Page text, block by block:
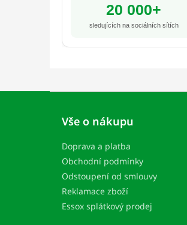
20 000+
sledujících na sociálních sítích
Z
Vše o nákupu
Doprava a platba
Obchodní podmínky
Odstoupení od smlouvy
Reklamace zboží
Essox splátkový prodej